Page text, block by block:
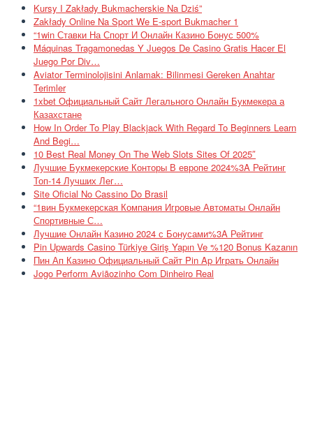
Kursy I Zakłady Bukmacherskie Na Dziś”
Zakłady Online Na Sport We E-sport Bukmacher 1
“1win Ставки На Спорт И Онлайн Казино Бонус 500%
Máquinas Tragamonedas Y Juegos De Casino Gratis Hacer El
Juego Por Div…
Aviator Terminolojisini Anlamak: Bilinmesi Gereken Anahtar
Terimler
1xbet Официальный Сайт Легального Онлайн Букмекера а
Казахстане
How In Order To Play Blackjack With Regard To Beginners Learn
And Begi…
10 Best Real Money On The Web Slots Sites Of 2025″
Лучшие Букмекерские Конторы В европе 2024%3A Рейтинг
Топ-14 Лучших Лег…
Site Oficial No Cassino Do Brasil
“1вин Букмекерская Компания Игровые Автоматы Онлайн
Спортивные С…
Лучшие Онлайн Казино 2024 с Бонусами%3A Рейтинг
Pin Upwards Casino Türkiye Giriş Yapın Ve %120 Bonus Kazanın
Пин Ап Казино Официальный Сайт Pin Ap Играть Онлайн
Jogo Perform Aviãozinho Com Dinheiro Real